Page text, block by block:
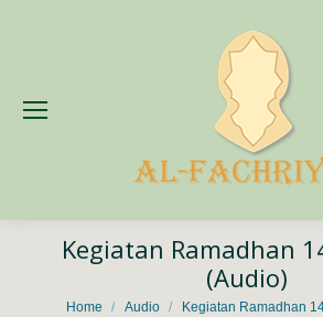
Kegiatan Ramadhan
(Audio)
You are here:
Home Audio Kegiatan Ramadhan